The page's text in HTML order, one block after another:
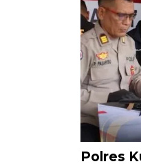
Polres